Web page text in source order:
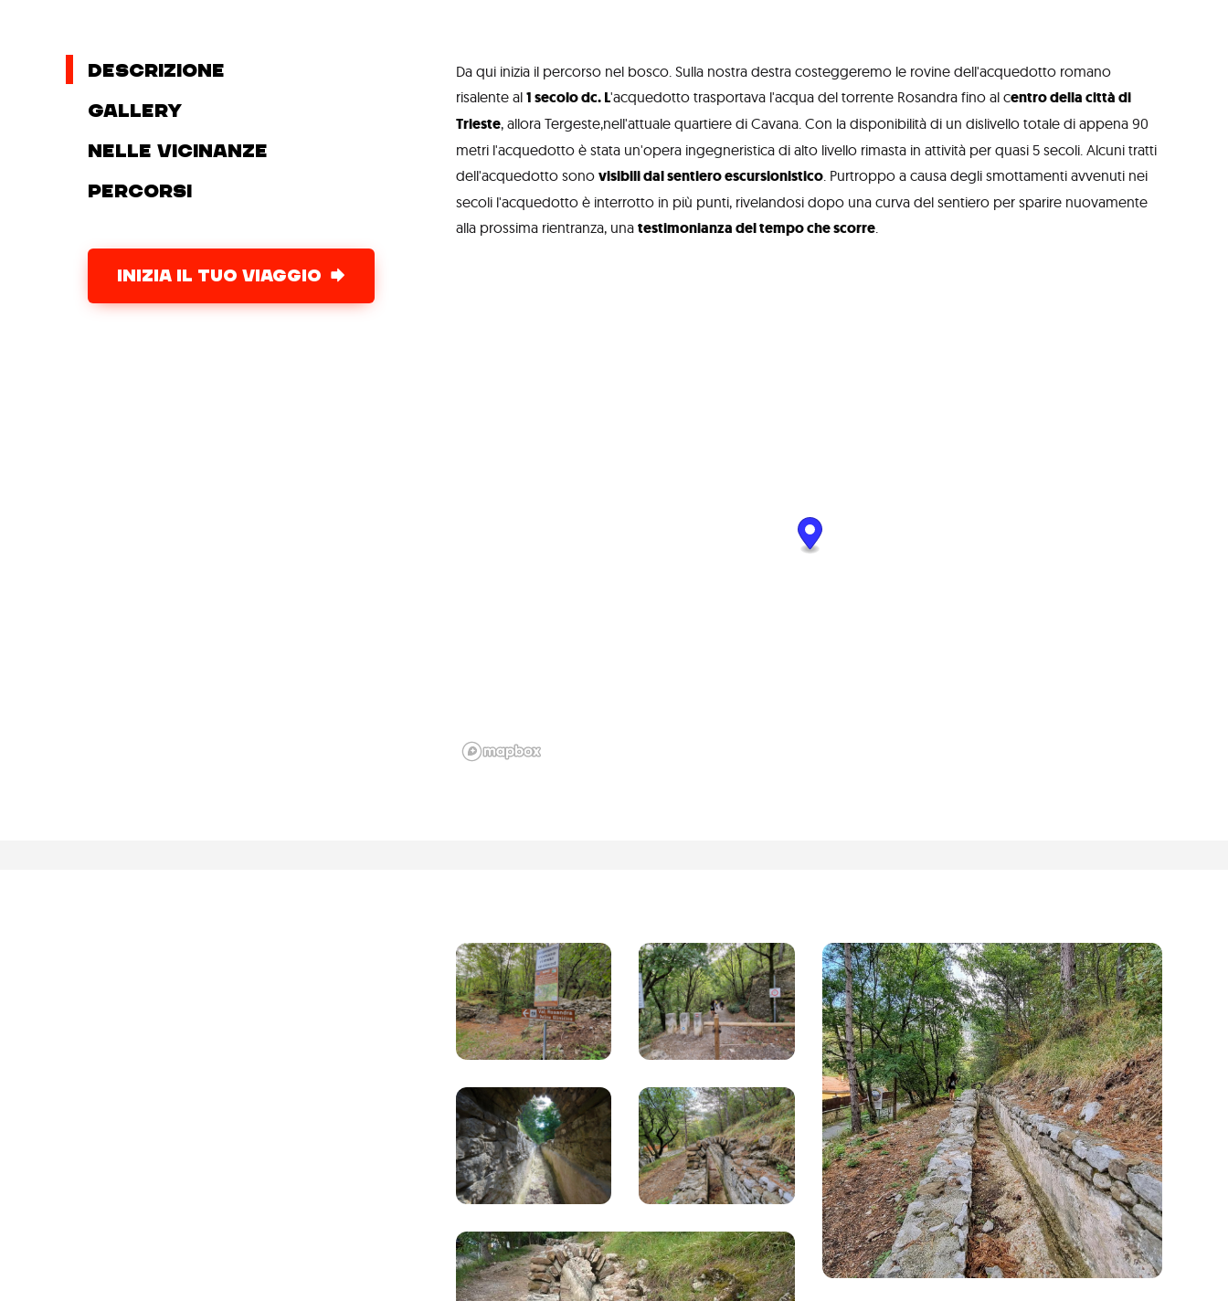
Descrizione
Gallery
Nelle vicinanze
Percorsi
INIZIA IL TUO VIAGGIO
Da qui inizia il percorso nel bosco. Sulla nostra destra costeggeremo le rovine dell'acquedotto romano
risalente al 1 secolo dc. L'acquedotto trasportava l'acqua del torrente Rosandra fino al centro della città di
Trieste, allora Tergeste,nell'attuale quartiere di Cavana. Con la disponibilità di un dislivello totale di appena 90
metri l'acquedotto è stata un'opera ingegneristica di alto livello rimasta in attività per quasi 5 secoli. Alcuni tratti
dell'acquedotto sono visibili dal sentiero escursionistico. Purtroppo a causa degli smottamenti avvenuti nei
secoli l'acquedotto è interrotto in più punti, rivelandosi dopo una curva del sentiero per sparire nuovamente
alla prossima rientranza, una testimonianza del tempo che scorre.